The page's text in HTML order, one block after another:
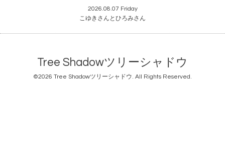
2026.08.07 Friday
こゆきさんとひろみさん
Tree Shadowツリーシャドウ
©2026 Tree Shadowツリーシャドウ. All Rights Reserved.